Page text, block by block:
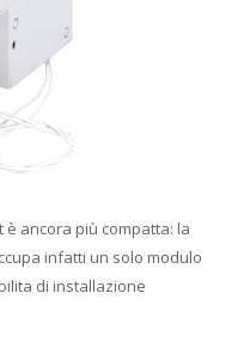
ancora più compatta: la
infatti un solo modulo
di installazione